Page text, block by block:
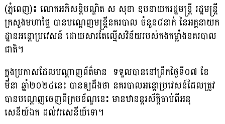
(ភ្នំពេញ)៖ លោកអភិសន្ដិបណ្ឌិត ស សុខា ឧបនាយករដ្ឋមន្ដ្រី រដ្ឋមន្ដ្រី
ក្រសួងមហាផ្ទៃ បានបណ្ដេញមន្ដ្រីនគរបាល ចំនួន៨នាក់ នៃអគ្គនាយក
ដ្ឋានអន្ដោប្រវេសន៍ ដោយសារតែល្មើសវិន័យរបស់កងកម្លាំងនគរបាល
ជាតិ។
ក្នុងប្រកាសដែលបណ្ដាញព័ត៌មាន ទទួលបាននៅព្រឹកថ្ងៃទី០៧ ខែ
មីនា ឆ្នាំ២០២៤នេះ បានឲ្យដឹងថា នគរបាលអន្ដោប្រវេសន៍ដែលត្រូវ
បានបណ្ដេញចេញពីក្របខ័ណ្ឌនេះ មានឋានន្ដរស័ក្ដិចាប់ពីអនុ
សេនីយ៍ឯក ដល់វរសេនីយ៍ទោ។